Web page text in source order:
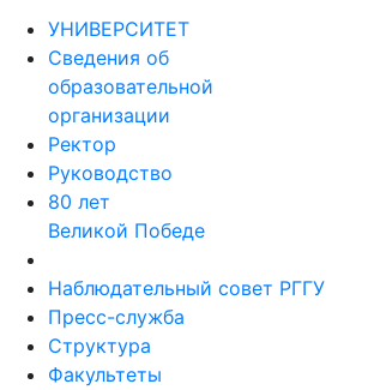
УНИВЕРСИТЕТ
Сведения об
образовательной
организации
Ректор
Руководство
80 лет
Великой Победе
Наблюдательный совет РГГУ
Пресс-служба
Структура
Факультеты